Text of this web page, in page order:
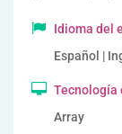
Idioma del
Español |
Tecnología
Array